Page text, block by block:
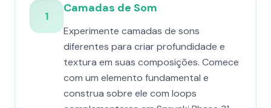
1
Camadas de Som
Experimente camadas de sons
diferentes para criar profundidade e
textura em suas composições. Comece
com um elemento fundamental e
construa sobre ele com loops